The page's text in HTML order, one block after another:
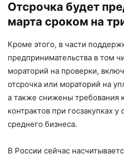
Отсрочка будет
марта сроком на
Кроме этого, в части
предпринимательства в том
мораторий на проверки,
отсрочка или мораторий на
а также снижены требования
контрактов при госзакупках у
среднего бизнеса.
В России сейчас